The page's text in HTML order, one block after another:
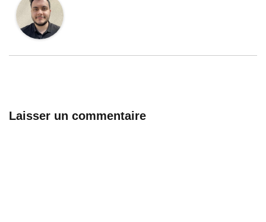
Laisser un commentaire